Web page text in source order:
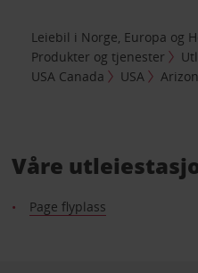
Leiebil i Norge, Europa og
Produkter og tjenester
USA Canada
USA
Våre
Page flyplass